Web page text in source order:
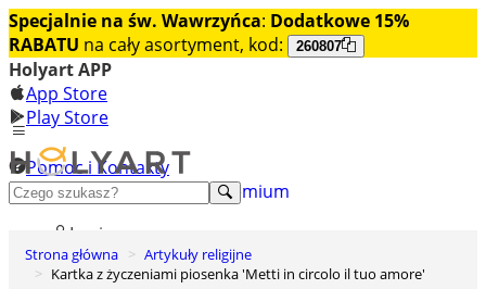
Specjalnie na św. Wawrzyńca: Dodatkowe 15%
RABATU na cały asortyment, kod: 260807
Holyart APP
App Store
Play Store
Pomoc i Kontakty
+48 222 922 860
Odkryj premium
Login
Lista życzeń
Strona główna
Artykuły religijne
Kartka z życzeniami piosenka 'Metti in circolo il tuo amore'